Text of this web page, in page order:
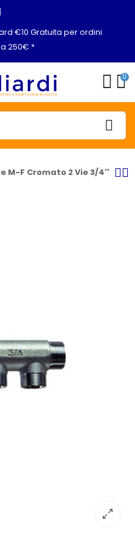
€10 Gratuita per ordini
250€ *
0
M-F Cromato 2 Vie 3/4''